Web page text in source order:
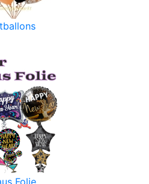
Folie